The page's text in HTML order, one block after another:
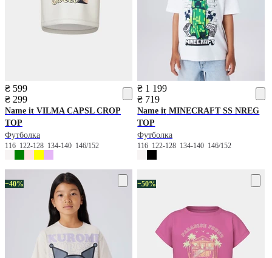
₴ 599
₴ 299
Name it VILMA CAPSL CROP
TOP
Футболка
116 122-128 134-140 146/152
₴ 1 199
₴ 719
Name it MINECRAFT SS NREG
TOP
Футболка
116 122-128 134-140 146/152
−40% −50%